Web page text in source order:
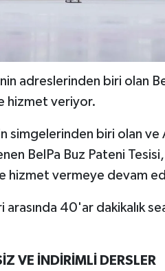
adreslerinden biri olan
hizmet veriyor.
simgelerinden biri olan ve
BelPa Buz Pateni
hizmet vermeye devam
40'ar dakikalık
VE İNDİRİMLİ DERSLER